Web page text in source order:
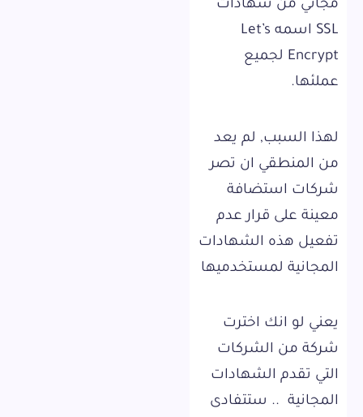
مجاني من شهادات
SSL اسمه Let’s
Encrypt لجميع
عملئها.
لهذا السبب, لم يعد
من المنطقي ان تصر
شركات استضافة
معينة على قرار عدم
تفعيل هذه الشهادات
المجانية لمستخدميها
يعني لو انك اخترت
شركة من الشركات
التي تقدم الشهادات
المجانية .. ستتفادى